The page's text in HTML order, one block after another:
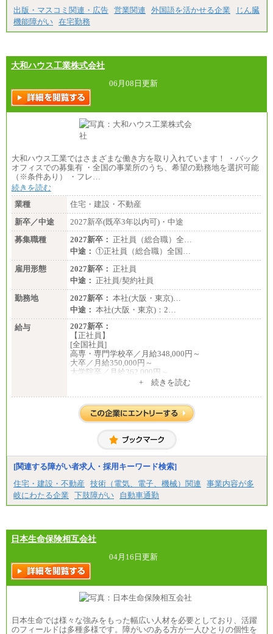
出版・マスコミ関連・広告 営業関連 外国語を活かせる企業
じん臓
機能障がい 在宅勤務
大和ハウス工業株式会社
06月08日更新
大和ハウス工業ではさまざまな働き方を取り入れています！ ・バック
オフィスでの募集有 ・全国の事業所のうち、希望の勤務地を選択可能
（※条件あり） ・フレ…
続きを読む
業種
住宅・建設・不動産
新卒／中途
2027新卒(既卒3年以内可)・中途
募集職種
2027新卒： 正社員（総合職）全…
中途： ①正社員（総合職）全国…
雇用形態
2027新卒： 正社員
中途： 正社員/契約社員
勤務地
2027新卒： 本社(大阪・東京)…
中途： 本社(大阪・東京)：2…
給与
2027新卒：
【正社員】
[全国社員]
高専・専門学校卒／月給348,000円～
大卒／月給350,000円～
大学院卒／月給362,000円～
[地域社員]月給295,000円～
【正社員】
[全国社員]月給348,000円～
[地域社員]月給295,000円～
【契約社員】月給200,000円～
+ 続きを読む
[関連する障がい者求人・採用キーワード検索]
住宅・建設・不動産
技術（電気、電子、機械）関連
事業内容が多
岐にわたる企業
下肢障がい 自動車通勤
日本生命保険相互会社
04月16日更新
日本生命では様々な強みをもった幅広い人材を必要としており、活躍
のフィールドは多種多様です。障がいのある方が一人ひとりの個性を